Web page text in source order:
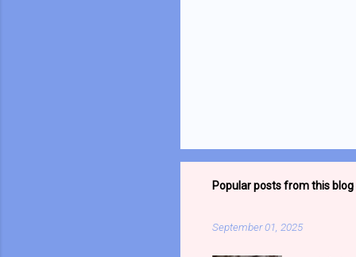
Popular posts from this blog
September 01, 2025